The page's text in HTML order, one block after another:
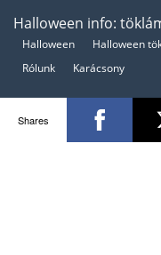
Halloween info:
Halloween Halloween
Rólunk
Karácsony
Shares